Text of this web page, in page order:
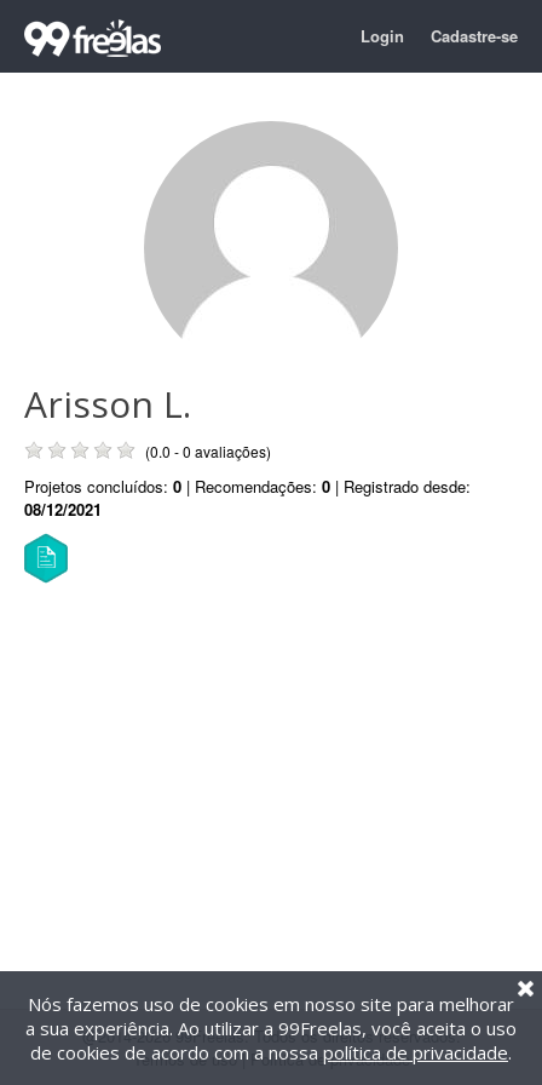
Login Cadastre-se
Arisson L.
(0.0 - 0 avaliações)
Projetos concluídos: 0 | Recomendações: 0 | Registrado desde:
08/12/2021
@2014-2026 99Freelas. Todos os direitos reservados.
Termos de uso| Política de privacidade
Nós fazemos uso de cookies em nosso site para melhorar
a sua experiência. Ao utilizar a 99Freelas, você aceita o uso
de cookies de acordo com a nossa política de privacidade.